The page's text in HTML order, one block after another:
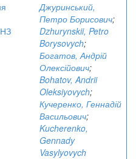
Джуринський,
Петро Борисович;
Dzhurynskii, Petro
Borysovych;
Богатов, Андрій
Олексійович;
Bohatov, Andrii
Oleksiyovych;
Кучеренко, Геннадій
Васильович;
Kucherenko,
Gennady
Vasylyovych